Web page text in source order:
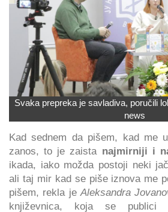
Svaka prepreka je savladiva, poručili
news
Kad sednem da pišem, kad me
zanos, to je zaista najmirniji i
ikada, iako možda postoji neki
ali taj mir kad se piše iznova me
pišem, rekla je Aleksandra
književnica, koja se publici